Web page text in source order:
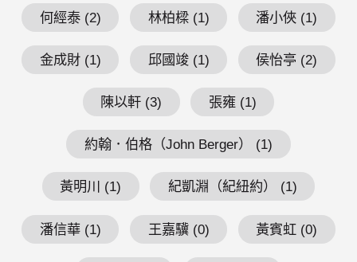
何經泰 (2) 林柏樑 (1) 潘小俠 (1)
金成財 (1) 邱國竣 (1) 侯怡亭 (2)
陳以軒 (3) 張雍 (1)
約翰．伯格（John Berger） (1)
黃明川 (1) 紀凱淵（紀紐約） (1)
潘信華 (1) 王嘉驥 (0) 黃賓虹 (0)